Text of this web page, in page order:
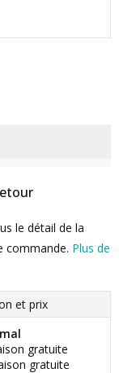
le détail de la
commande. Plus de
et prix
gratuite
gratuite